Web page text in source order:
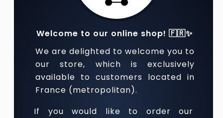
Welcome to our online shop! 🇫🇷✨
If you would like to order our
We are delighted to welcome you to
our store, which is exclusively
available to customers located in
France (metropolitan).